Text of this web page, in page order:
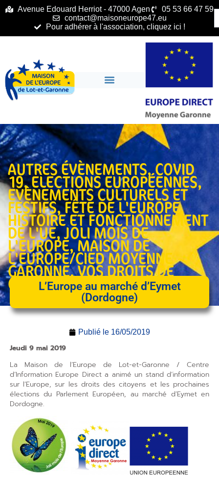
principalAvenue Edouard Herriot - 47000 Agen
05 53 66 47 59
contact@maisoneurope47.eu
Pour adhérer à l'association, cliquez ici !
AUTRES ÉVÈNEMENTS,COVID
19,ELECTIONS EUROPÉENNES,
EVÈNEMENTS CULTURELS ET
FESTIFS,FÊTE DE L'EUROPE,
HISTOIRE ET FONCTIONNEMENT
DE L'UE,JOLI MOIS DE
L'EUROPE,MAISON DE
L'EUROPE/CIED MOYENNE
GARONNE,VOS DROITS DE
CITOYEN EUROPÉEN
L’Europe au marché d’Eymet
(Dordogne)
Publié le 16/05/2019
Jeudi 9 mai 2019
La Maison de l’Europe de Lot-et-Garonne / Centre
d’Information Europe Direct a animé un stand d’information
sur l’Europe, sur les droits des citoyens et les prochaines
élections du Parlement Européen, au marché d’Eymet en
Dordogne.